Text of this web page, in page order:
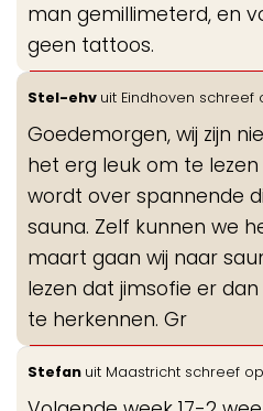
man gemillimeterd, en
geen tattoos.
Stel-ehv uit Eindhoven schreef
Goedemorgen, wij zijn
het erg leuk om te
wordt over spannende
sauna. Zelf kunnen we
maart gaan wij naar
lezen dat jimsofie er dan
te herkennen. Gr
Stefan uit Maastricht schreef op